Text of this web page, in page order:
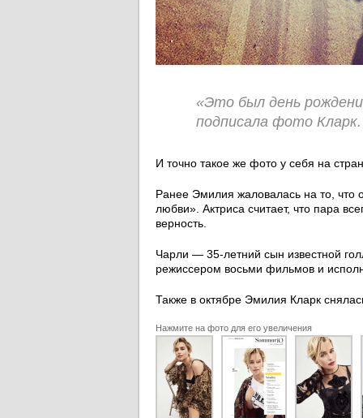
«Это был день
подписала фото Кларк.
И точно такое же фото у себя на
Ранее Эмилия жаловалась на то, что
любви». Актриса считает, что пара
верность.
Чарли — 35-летний сын известной
режиссером восьми фильмов и
Также в октябре Эмилия Кларк
Нажмите на фото для его увеличения